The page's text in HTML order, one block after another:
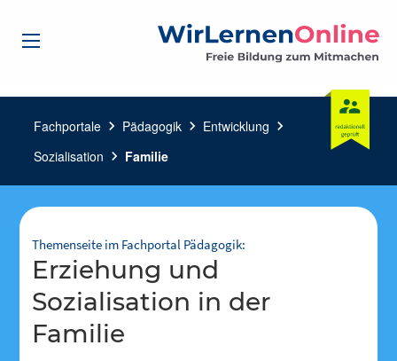
Fachportale chevron_right Pädagogik chevron_right Entwicklung chevron_right
Sozialisation chevron_right Familie
Themenseite im Fachportal Pädagogik:
Erziehung und
Sozialisation in der
Familie